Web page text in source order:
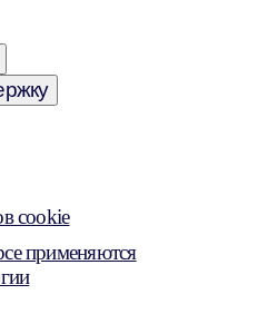
cookie
применяются